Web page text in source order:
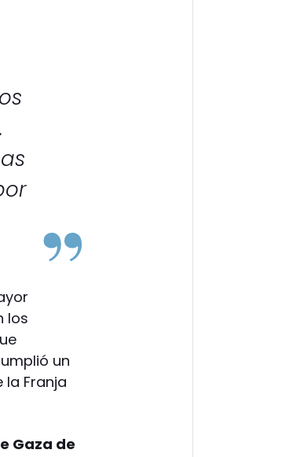
los
un
Franja
Gaza de